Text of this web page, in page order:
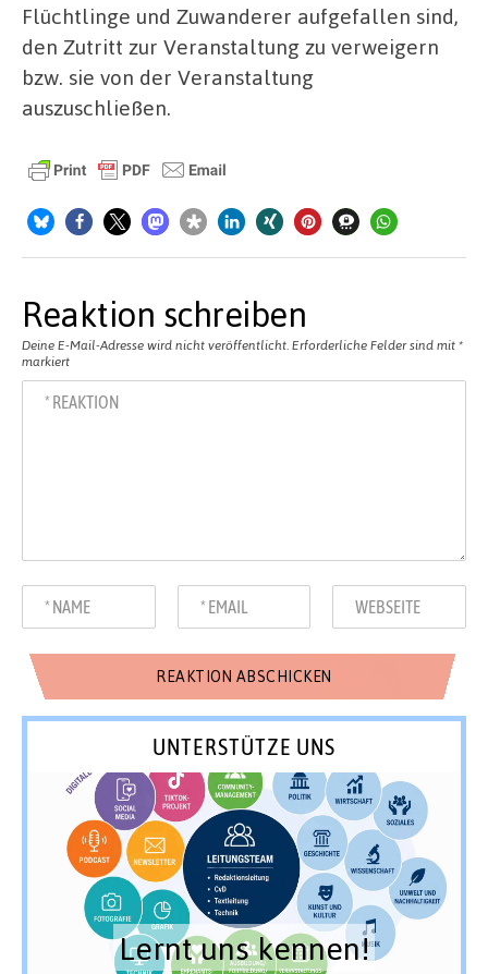
Flüchtlinge und Zuwanderer aufgefallen sind,
den Zutritt zur Veranstaltung zu verweigern
bzw. sie von der Veranstaltung
auszuschließen.
Reaktion schreiben
Deine E-Mail-Adresse wird nicht veröffentlicht. Erforderliche Felder sind mit *
markiert
UNTERSTÜTZE UNS
Lernt uns kennen!